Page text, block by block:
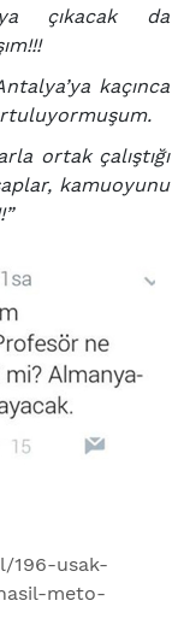
çıkacak da
kaçınca
ortak çalıştığı
kamuoyunu
196-usak-
meto-